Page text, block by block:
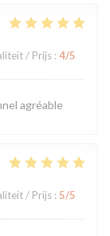
/ Prijs : 4/5
agréable
/ Prijs : 5/5